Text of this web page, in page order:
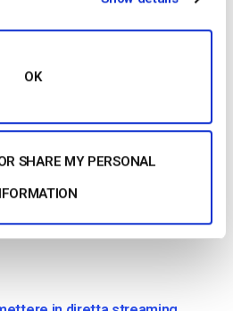
OK
SHARE MY PERSONAL
le 25 migliori piattaforme di